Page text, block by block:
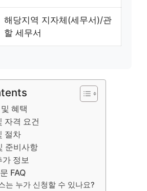
해당지역 지자체(세무서)/관
할 세무서
혜택
자격 요건
절차
준비사항
가 정보
FAQ
는 누가 신청할 수 있나요?